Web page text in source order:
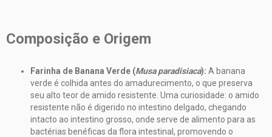
Composição e Origem
Farinha de Banana Verde (Musa paradisiaca): A banana
verde é colhida antes do amadurecimento, o que preserva
seu alto teor de amido resistente. Uma curiosidade: o amido
resistente não é digerido no intestino delgado, chegando
intacto ao intestino grosso, onde serve de alimento para as
bactérias benéficas da flora intestinal, promovendo o